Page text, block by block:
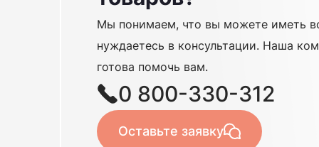
Мы понимаем, что вы можете иметь
нуждаетесь в консультации. Наша
готова помочь вам.
0 800-330-312
Оставьте заявку